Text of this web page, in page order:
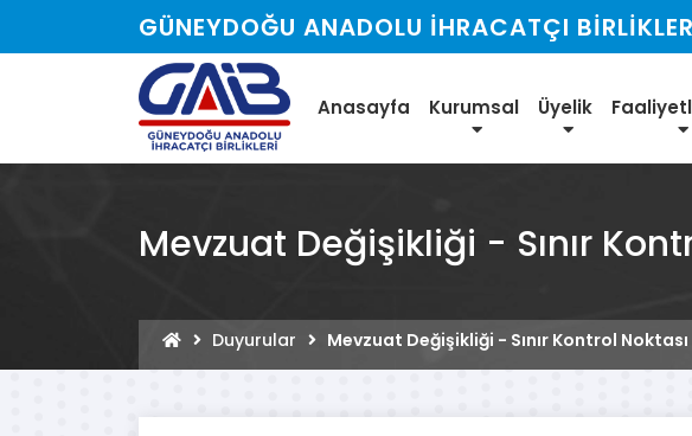
GÜNEYDOĞU ANADOLU İHRACATÇI
Anasayfa Kurumsal Üyelik
Mevzuat Değişikliği - Sınır
Duyurular Mevzuat Değişikliği - Sınır Kontrol